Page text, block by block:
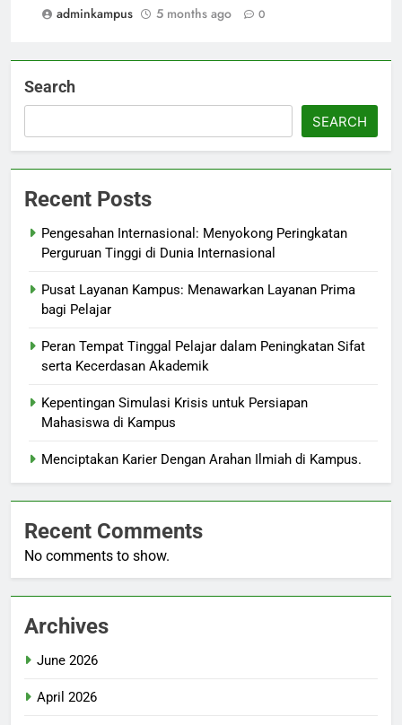
adminkampus
5 months ago 0
Search
SEARCH
Recent Posts
Pengesahan Internasional: Menyokong Peringkatan
Perguruan Tinggi di Dunia Internasional
Pusat Layanan Kampus: Menawarkan Layanan Prima
bagi Pelajar
Peran Tempat Tinggal Pelajar dalam Peningkatan Sifat
serta Kecerdasan Akademik
Kepentingan Simulasi Krisis untuk Persiapan
Mahasiswa di Kampus
Menciptakan Karier Dengan Arahan Ilmiah di Kampus.
Recent Comments
No comments to show.
Archives
June 2026
April 2026